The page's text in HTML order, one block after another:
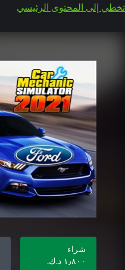
تخطي إلى المحتوى الرئيسي
شراء
١٫٨٠٠ د.ك.‏